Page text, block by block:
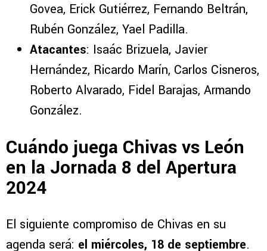
Govea, Erick Gutiérrez, Fernando Beltrán,
Rubén González, Yael Padilla.
Atacantes: Isaác Brizuela, Javier
Hernández, Ricardo Marín, Carlos Cisneros,
Roberto Alvarado, Fidel Barajas, Armando
González.
Cuándo juega Chivas vs León
en la Jornada 8 del Apertura
2024
El siguiente compromiso de Chivas en su
agenda será: el miércoles, 18 de septiembre.